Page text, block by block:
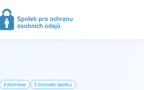
Z domova Z činnosti Spolku